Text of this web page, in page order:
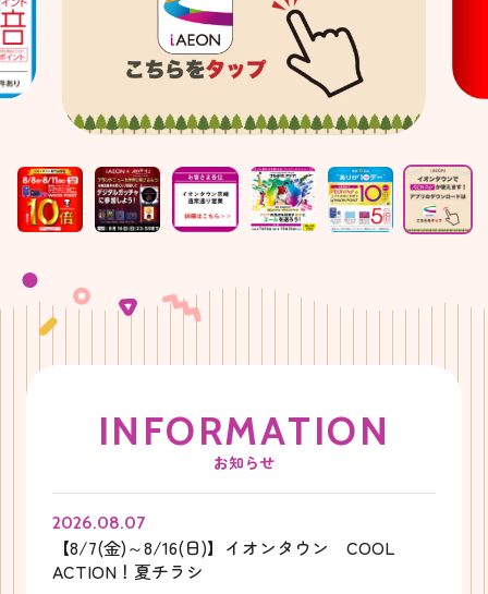
IN FORMATION
お知らせ
2026.08.07
【8/7(金)～8/16(日)】イオンタウン COOL
ACTION！夏チラシ